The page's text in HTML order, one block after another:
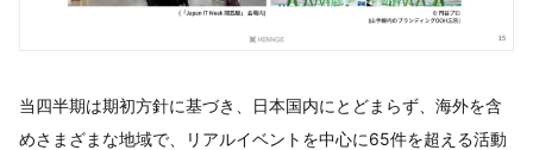
当四半期は期初方針に基づき、日本国内にとどまらず、海外を含
めさまざまな地域で、リアルイベントを中心に65件を超える活動